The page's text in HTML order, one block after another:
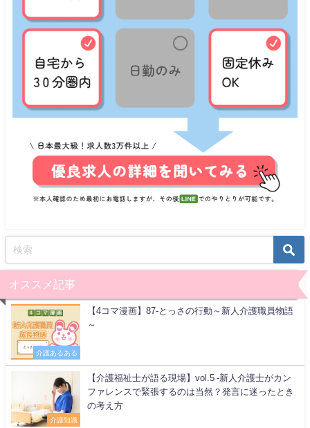
オススメ記事
介護あるある
【4コマ漫画】87-とっさの行動～新人介護職員物語
～
介護知識
【介護福祉士が語る現場】vol.5 -新人介護士がカン
ファレンスで緊張するのは当然？発言に迷ったとき
の考え方